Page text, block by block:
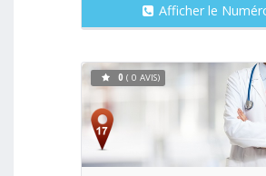
Afficher le
0 ( 0 AVIS)